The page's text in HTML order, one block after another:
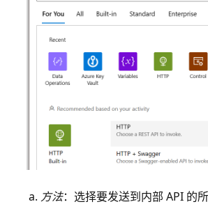
方法：选择要发送到内部 API 的所